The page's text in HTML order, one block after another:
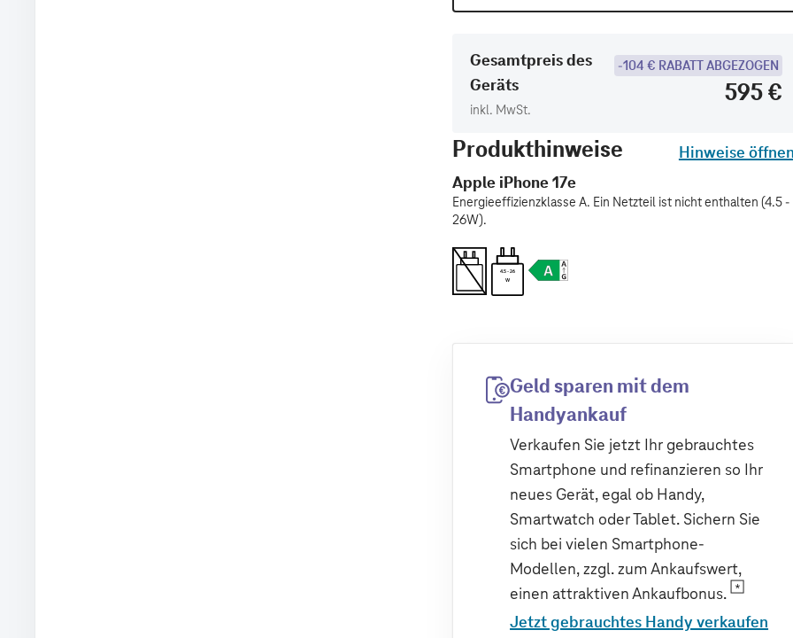
Gesamtpreis des
Geräts
inkl. MwSt.
-104 € RABATT ABGEZOGEN
595 €
Produkthinweise
Hinweise
Apple iPhone 17e
Energieeffizienzklasse A. Ein Netzteil ist nicht enthalten (4.5 -
26W).
4.5 - 26
W
Geld sparen mit dem
Handyankauf
Verkaufen Sie jetzt Ihr gebrauchtes
Smartphone und refinanzieren so Ihr
neues Gerät, egal ob Handy,
Smartwatch oder Tablet. Sichern Sie
sich bei vielen Smartphone-
Modellen, zzgl. zum Ankaufswert,
einen attraktiven Ankaufbonus.
Jetzt gebrauchtes Handy verkaufen